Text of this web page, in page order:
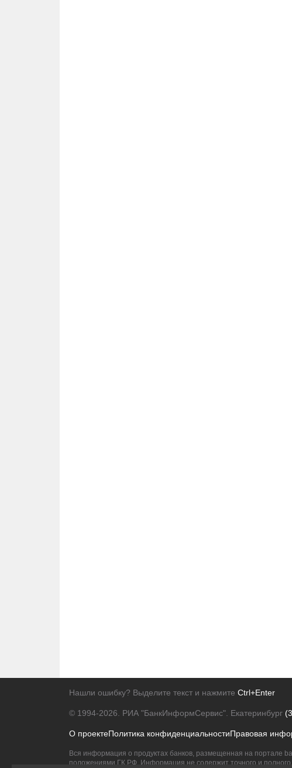
Нашли ошибку? Выделите текст и нажмите Ctrl+Enter
© 1994-2026. РИА "БанкИнформСервис". Екатеринбург
О проектеПолитика конфиденциальностиПравовая
Вся информация о продуктах банков, размещенная на портале
положениями ГК РФ. Информация не содержит точного и